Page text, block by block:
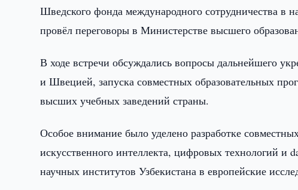
Шведского фонда международного сотрудничества в
провёл переговоры в Министерстве высшего
В ходе встречи обсуждались вопросы дальнейшего
и Швецией, запуска совместных образовательных
высших учебных заведений страны.
Особое внимание было уделено разработке
искусственного интеллекта, цифровых технологий и
научных институтов Узбекистана в европейские